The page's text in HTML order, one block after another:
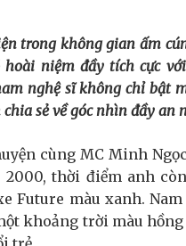
trong không gian ấm
niệm đầy tích cực
nghệ sĩ không chỉ bật
chia sẻ về góc nhìn đầy
cùng MC Minh
2000, thời điểm anh
Future màu xanh.
khoảng trời màu hồng